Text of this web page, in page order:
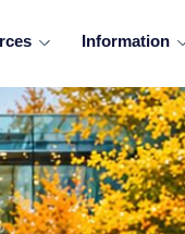
Information